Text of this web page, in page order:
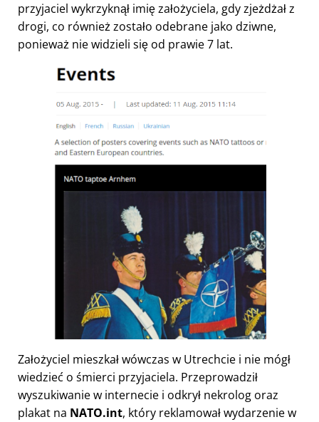
przyjaciel wykrzyknął imię założyciela, gdy zjeżdżał z
drogi, co również zostało odebrane jako dziwne,
ponieważ nie widzieli się od prawie 7 lat.
Założyciel mieszkał wówczas w Utrechcie i nie mógł
wiedzieć o śmierci przyjaciela. Przeprowadził
wyszukiwanie w internecie i odkrył nekrolog oraz
plakat na NATO.int, który reklamował wydarzenie w